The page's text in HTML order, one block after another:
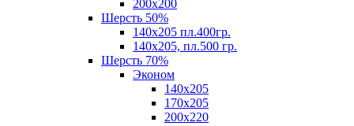
200х200
Шерсть 50%
140х205 пл.400гр.
140х205, пл.500 гр.
Шерсть 70%
Эконом
140х205
170х205
200х220